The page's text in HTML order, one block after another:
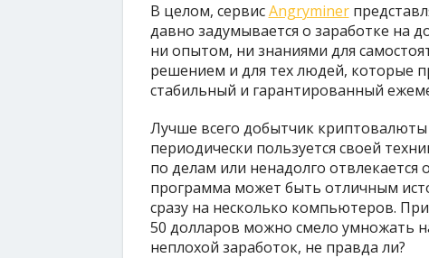
В целом, сервисAngryminer
давно задумывается о заработке на
ни опытом, ни знаниями для
решением и для тех людей, которые
стабильный и гарантированный
Лучше всего добытчик криптовалюты
периодически пользуется своей
по делам или ненадолго отвлекается
программа может быть отличным
сразу на несколько компьютеров.
50 долларов можно смело умножать
неплохой заработок, не правда ли?